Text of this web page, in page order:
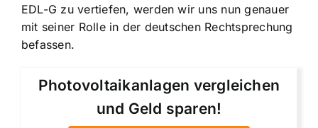
EDL-G zu vertiefen, werden wir uns nun genauer
mit seiner Rolle in der deutschen Rechtsprechung
befassen.
Photovoltaikanlagen vergleichen
und Geld sparen!